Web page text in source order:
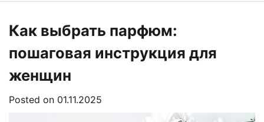
Как выбрать парфюм:
пошаговая инструкция для
женщин
Posted on 01.11.2025